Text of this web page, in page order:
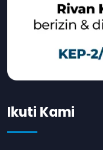
Ikuti Kami